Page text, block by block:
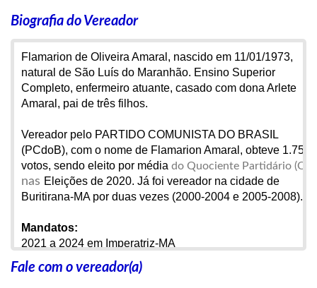
Biografia do Vereador
Flamarion de Oliveira Amaral, nascido em 11/01/1973,
natural de São Luís do Maranhão. Ensino Superior
Completo, enfermeiro atuante, casado com dona Arlete
Amaral, pai de três filhos.
Vereador pelo PARTIDO COMUNISTA DO BRASIL
(PCdoB), com o nome de Flamarion Amaral, obteve 1.757
votos, sendo eleito por média do Quociente Partidário (QP)
nas Eleições de 2020. Já foi vereador na cidade de
Buritirana-MA por duas vezes (2000-2004 e 2005-2008).
Mandatos:
2021 a 2024 em Imperatriz-MA
2005 a 2008 em Buritirana-MA
2000 a 2004 em Buritirana-MA
Fale com o vereador(a)